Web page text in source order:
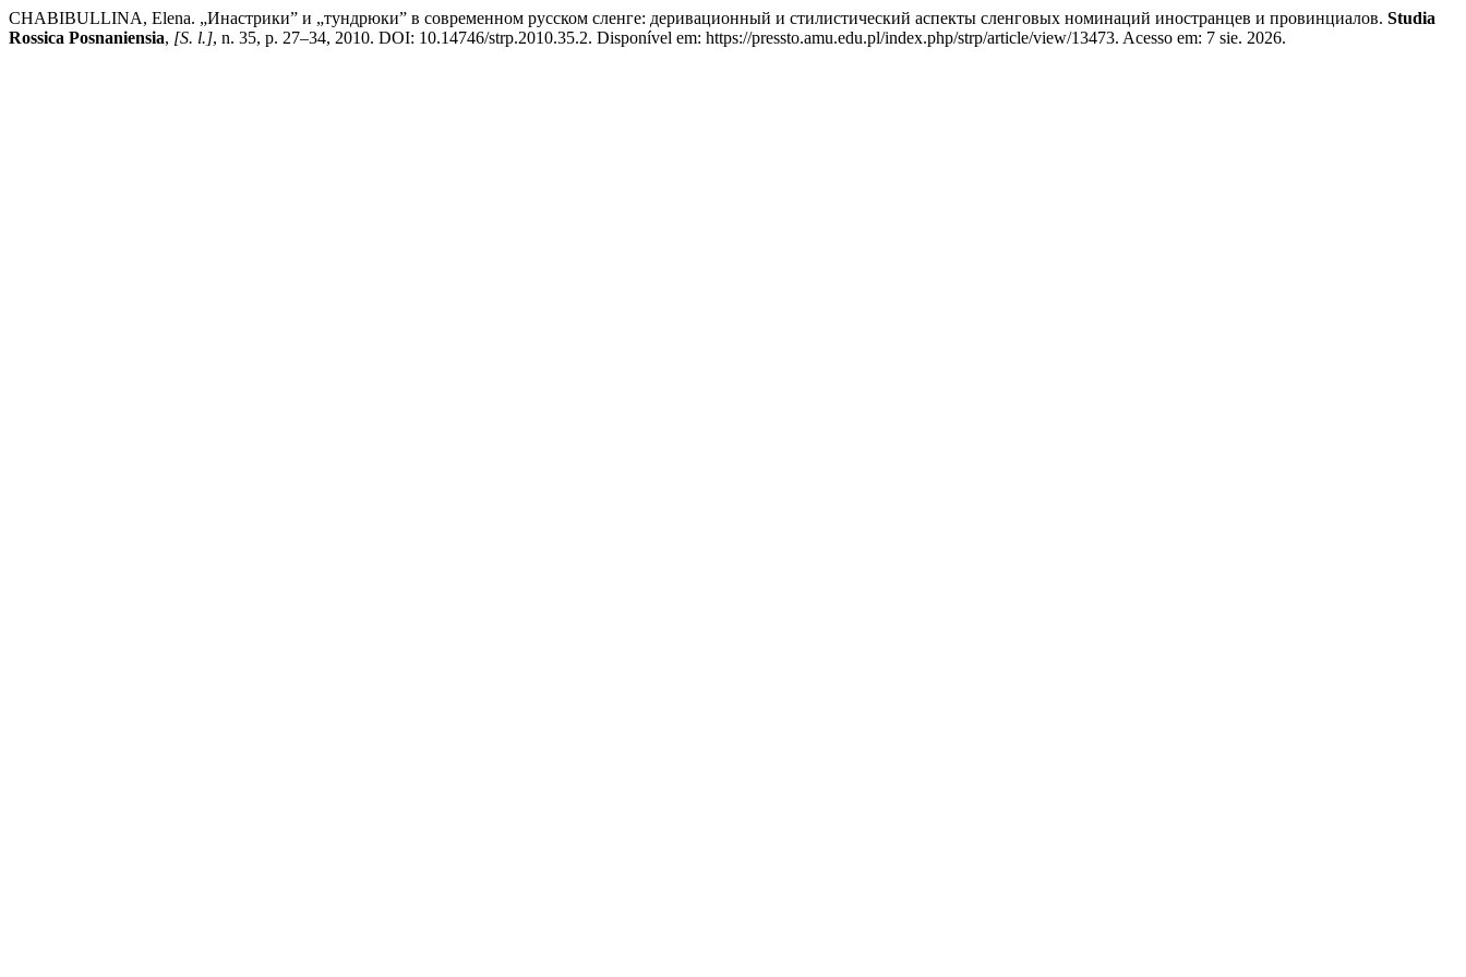
CHABIBULLINA, Elena. „Инастрики” и „тундрюки” в современном русском сленге: деривационный и стилистический аспекты сленговых номинаций иностранцев и провинциалов. Studia
Rossica Posnaniensia, [S. l.], n. 35, p. 27–34, 2010. DOI: 10.14746/strp.2010.35.2. Disponível em: https://pressto.amu.edu.pl/index.php/strp/article/view/13473. Acesso em: 7 sie. 2026.